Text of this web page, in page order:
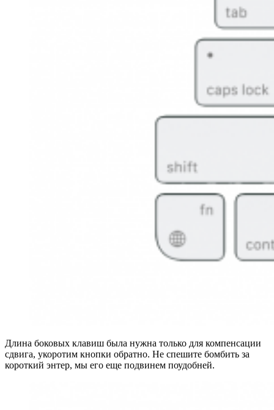
Длина боковых клавиш была нужна только для компенсации
сдвига, укоротим кнопки обратно. Не спешите бомбить за
короткий энтер, мы его еще подвинем поудобней.